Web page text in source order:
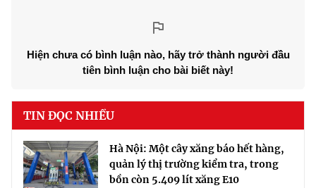
Hiện chưa có bình luận nào, hãy trở thành người đầu
tiên bình luận cho bài biết này!
TIN ĐỌC NHIỀU
Hà Nội: Một cây xăng báo hết hàng,
quản lý thị trường kiểm tra, trong
bồn còn 5.409 lít xăng E10